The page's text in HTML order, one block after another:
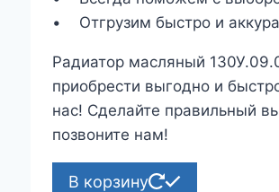
• Отгрузим быстро и
Радиатор масляный
приобрести выгодно и
нас! Сделайте правильный
позвоните нам!
В корзину